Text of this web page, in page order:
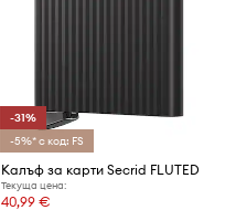
-31%
-5%* с код: FS
Калъф за карти Secrid FLUTED
Текуща цена:
40,99 €